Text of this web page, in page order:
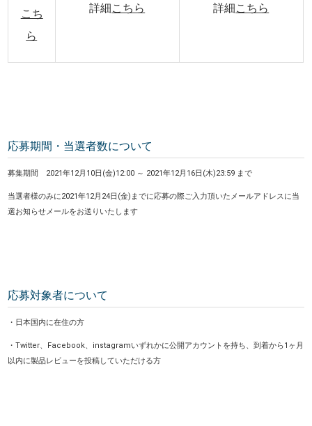
こち
ら
詳細こちら 詳細こちら
応募期間・当選者数について
募集期間 2021年12月10日(金)12:00 ～ 2021年12月16日(木)23:59 まで
当選者様のみに2021年12月24日(金)までに応募の際ご入力頂いたメールアドレスに当
選お知らせメールをお送りいたします
応募対象者について
・日本国内に在住の方
・Twitter、Facebook、instagramいずれかに公開アカウントを持ち、到着から1ヶ月
以内に製品レビューを投稿していただける方